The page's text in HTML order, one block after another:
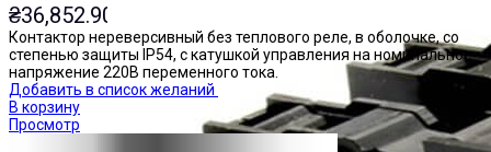
₴36,852.90
Контактор нереверсивный без теплового реле, в оболочке, со
степенью защиты IP54, с катушкой управления на номинальное
напряжение 220В переменного тока.
Добавить в список желаний
В корзину
Просмотр